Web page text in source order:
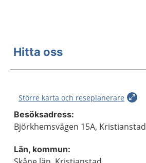
Hitta oss
Större karta och reseplanerare
Besöksadress:
Björkhemsvägen 15A, Kristianstad
Län, kommun: